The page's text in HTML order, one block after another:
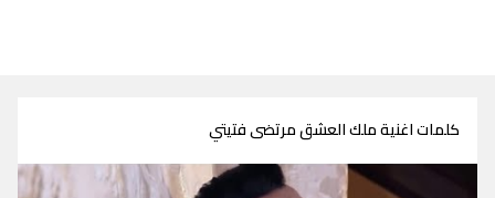
كلمات اغنية ملك العشق مرتضى فتيتي